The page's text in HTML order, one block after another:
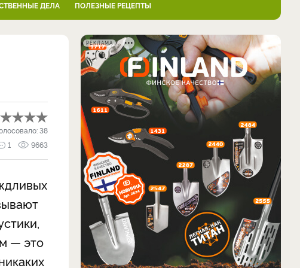
ДЕЛА ПОЛЕЗНЫЕ РЕЦЕПТЫ
38
1 9663
— это
РЕКЛАМА